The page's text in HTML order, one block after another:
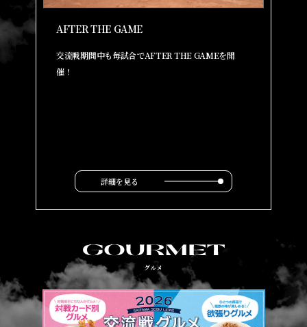
AFTER THE GAME
交流戦期間中も毎試合でAFTER THE GAMEを開
催！
詳細を見る
グルメ